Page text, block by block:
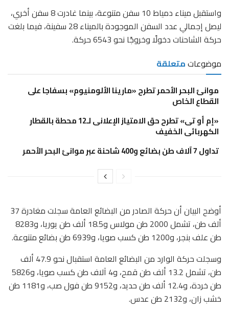
واستقبل ميناء دمياط 10 سفن متنوعة، بينما غادرت 8 سفن أخري،
ليصل إجمالي عدد السفن الموجودة بالميناء 28 سفينة، فيما بلغت
حركة الشاحنات دخولًا وخروجًا نحو 6543 حركة.
موضوعاتمتعلقة
موانئ البحر الأحمر تطرح «مارينا الألومنيوم» بسفاجا على
القطاع الخاص
«إم أو تى» تطرح حق الامتياز الإعلانى لـ12 محطة بالقطار
الكهربائى الخفيف
تداول 7 آلاف طن بضائع و400 شاحنة عبر موانئ البحر الأحمر
أوضح البيان أن حركة الصادر من البضائع العامة سجلت مغادرة 37
ألف طن، تشمل 2000 طن مولاس و18.5 ألف طن يوريا، و8283
طن علف بنجر، و1200 طن كسب صويا، و6939 طن بضائع متنوعة.
وسجلت حركة الوارد من البضائع العامة استقبال نحو 47.9 ألف
طن، تشمل 13.2 ألف طن قمح، و4 آلاف طن كسب صويا، و5826
طن خردة، و12.4 ألف طن حديد، و9152 طن فول صب، و1181 طن
خشب زان، و2132 طن عدس.